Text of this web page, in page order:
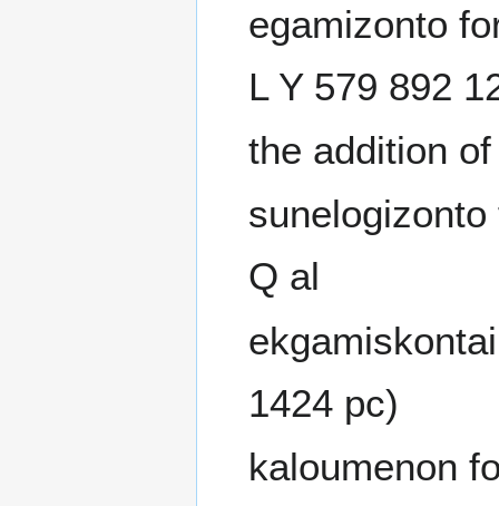
egamizonto
L Y 579 892
the addition
Q al
1424 pc)
kaloumenon